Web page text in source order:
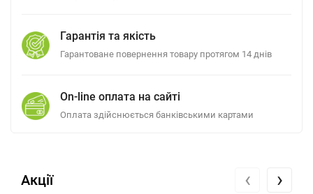
Гарантія та якість
Гарантоване повернення товару протягом 14 днів
On-line оплата на сайті
Оплата здійснюється банківськими картами
Акції ‹ ›